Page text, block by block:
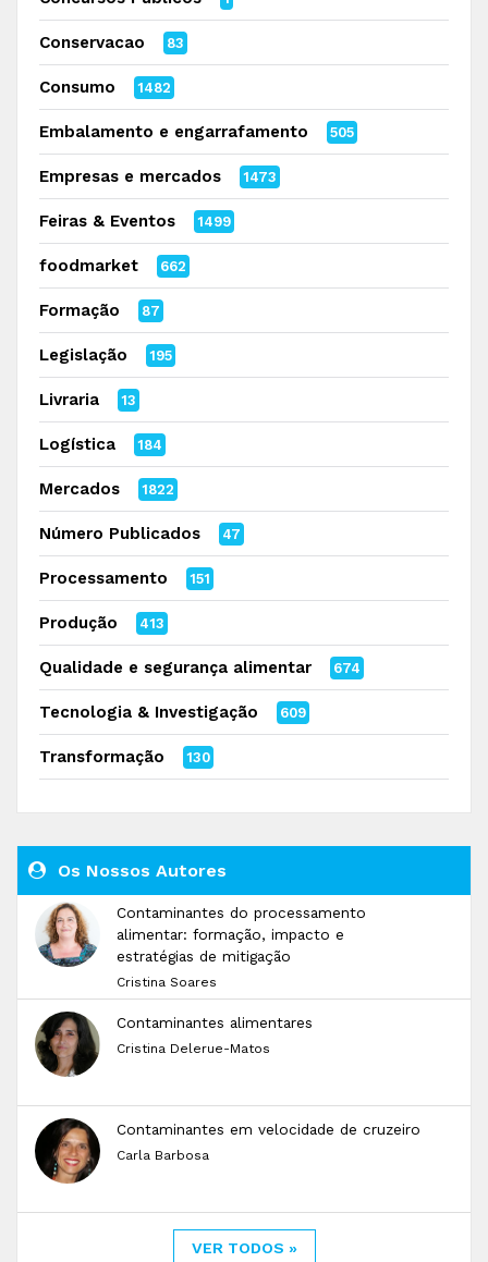
Conservacao 83
Consumo 1482
Embalamento e engarrafamento 505
Empresas e mercados 1473
Feiras & Eventos 1499
foodmarket 662
Formação 87
Legislação 195
Livraria 13
Logística 184
Mercados 1822
Número Publicados 47
Processamento 151
Produção 413
Qualidade e segurança alimentar 674
Tecnologia & Investigação 609
Transformação 130
Os Nossos Autores
Contaminantes do processamento
alimentar: formação, impacto e
estratégias de mitigação
Cristina Soares
Contaminantes alimentares
Cristina Delerue-Matos
Contaminantes em velocidade de cruzeiro
Carla Barbosa
VER TODOS »